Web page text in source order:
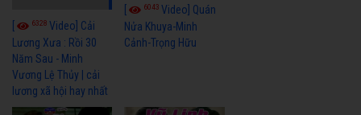
6328 Video] Cải
Lương Xưa : Rồi 30
Năm Sau - Minh
Vương Lệ Thủy | cải
lương xã hội hay nhất
6043Video] Quán
Nửa Khuya-Minh
Cảnh-Trọng Hữu